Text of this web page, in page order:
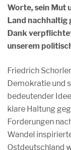
Worte, sein Mut
Land nachhaltig
Dank
unserem
Friedrich
Demokratie und
bedeutender
klare Haltung
Forderungen
Wandel
Ostdeutschland